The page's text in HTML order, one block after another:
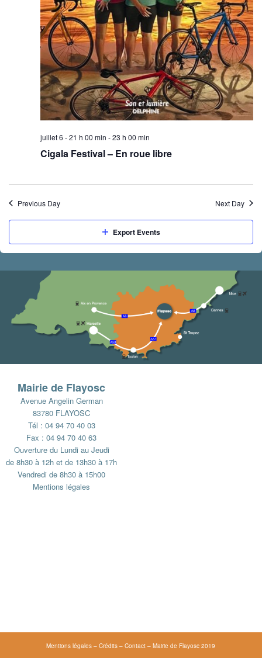
juillet 6 - 21 h 00 min -23 h 00 min
Cigala Festival – En roue libre
Previous Day Next Day
Export Events
Mairie de Flayosc
Avenue Angelin German
83780 FLAYOSC
Tél : 04 94 70 40 03
Fax : 04 94 70 40 63
Ouverture du Lundi au Jeudi
de 8h30 à 12h et de 13h30 à 17h
Vendredi de 8h30 à 15h00
Mentions légales
Mentions légales –Crédits –Contact – Mairie de Flayosc 2019